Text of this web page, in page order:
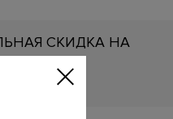
СКИДКА НА